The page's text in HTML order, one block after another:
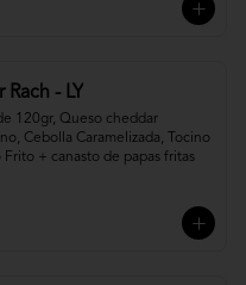
Rach - LY
120gr, Queso cheddar
Cebolla Caramelizada, Tocino
Frito + canasto de papas fritas